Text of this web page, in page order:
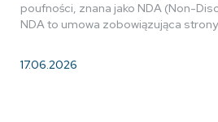
poufności, znana jako NDA (Non-
NDA to umowa zobowiązująca
17.06.2026